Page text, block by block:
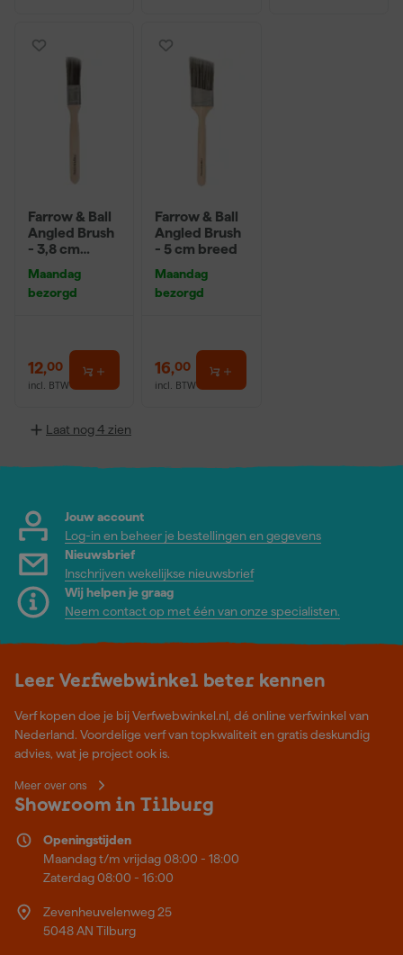
Farrow & Ball
Angled Brush
- 3,8 cm
Maandag
bezorgd
12,00
incl. BTW
Farrow & Ball
Angled Brush
- 5 cm breed
Maandag
bezorgd
16,00
incl. BTW
Laat nog 4 zien
Jouw account
Log-in en beheer je bestellingen en gegevens
Nieuwsbrief
Inschrijven wekelijkse nieuwsbrief
Wij helpen je graag
Neem contact op met één van onze specialisten.
Leer Verfwebwinkel beter kennen
Verf kopen doe je bij Verfwebwinkel.nl, dé online verfwinkel van
Nederland. Voordelige verf van topkwaliteit en gratis deskundig
advies, wat je project ook is.
Meer over ons
Showroom in Tilburg
Openingstijden
Maandag t/m vrijdag 08:00 - 18:00
Zaterdag 08:00 - 16:00
Zevenheuvelenweg 25
5048 AN Tilburg